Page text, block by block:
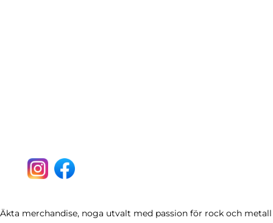
Äkta merchandise, noga utvalt med passion för rock och metall